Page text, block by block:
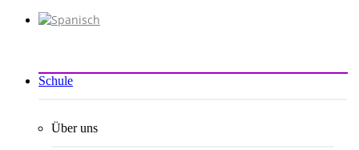
Schule
Über uns